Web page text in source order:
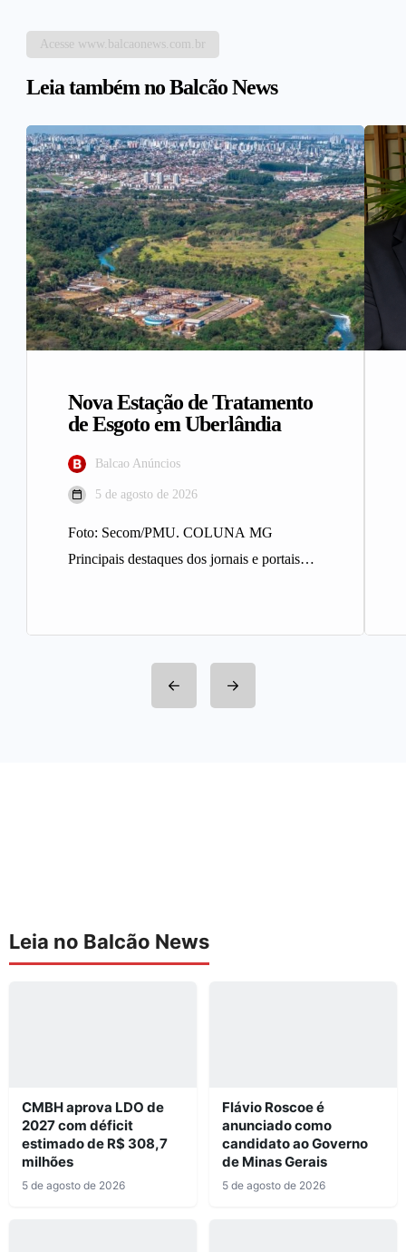
Acesse www.balcaonews.com.br
Leia também no Balcão News
Nova Estação de Tratamento
de Esgoto em Uberlândia
Balcao Anúncios
5 de agosto de 2026
Foto: Secom/PMU. COLUNA MG
Principais destaques dos jornais e portais
Leia no Balcão News
CMBH aprova LDO de
2027 com déficit
estimado de R$ 308,7
milhões
5 de agosto de 2026
Flávio Roscoe é
anunciado como
candidato ao Governo
de Minas Gerais
5 de agosto de 2026